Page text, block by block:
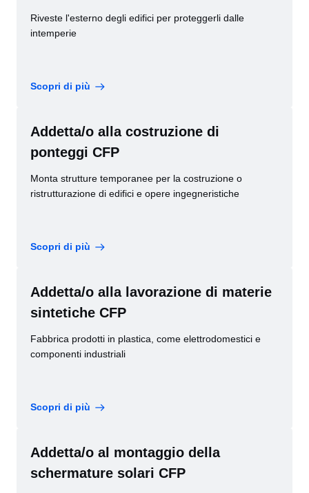
Riveste l'esterno degli edifici per proteggerli dalle
intemperie
Scopri di più
Addetta/o alla costruzione di
ponteggi CFP
Monta strutture temporanee per la costruzione o
ristrutturazione di edifici e opere ingegneristiche
Scopri di più
Addetta/o alla lavorazione di materie
sintetiche CFP
Fabbrica prodotti in plastica, come elettrodomestici e
componenti industriali
Scopri di più
Addetta/o al montaggio della
schermature solari CFP